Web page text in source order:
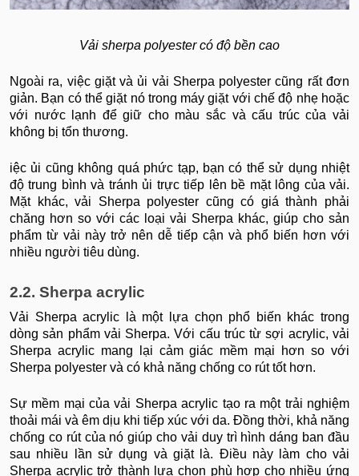
Vải sherpa polyester có độ bền cao
Ngoài ra, việc giặt và ủi vải Sherpa polyester cũng rất đơn
giản. Bạn có thể giặt nó trong máy giặt với chế độ nhẹ hoặc
với nước lạnh để giữ cho màu sắc và cấu trúc của vải
không bị tổn thương.
iệc ủi cũng không quá phức tạp, bạn có thể sử dụng nhiệt
độ trung bình và tránh ủi trực tiếp lên bề mặt lông của vải.
Mặt khác, vải Sherpa polyester cũng có giá thành phải
chăng hơn so với các loại vải Sherpa khác, giúp cho sản
phẩm từ vải này trở nên dễ tiếp cận và phổ biến hơn với
nhiều người tiêu dùng.
2.2. Sherpa acrylic
Vải Sherpa acrylic là một lựa chọn phổ biến khác trong
dòng sản phẩm vải Sherpa. Với cấu trúc từ sợi acrylic, vải
Sherpa acrylic mang lại cảm giác mềm mại hơn so với
Sherpa polyester và có khả năng chống co rút tốt hơn.
Sự mềm mại của vải Sherpa acrylic tạo ra một trải nghiệm
thoải mái và êm dịu khi tiếp xúc với da. Đồng thời, khả năng
chống co rút của nó giúp cho vải duy trì hình dáng ban đầu
sau nhiều lần sử dụng và giặt là. Điều này làm cho vải
Sherpa acrylic trở thành lựa chọn phù hợp cho nhiều ứng